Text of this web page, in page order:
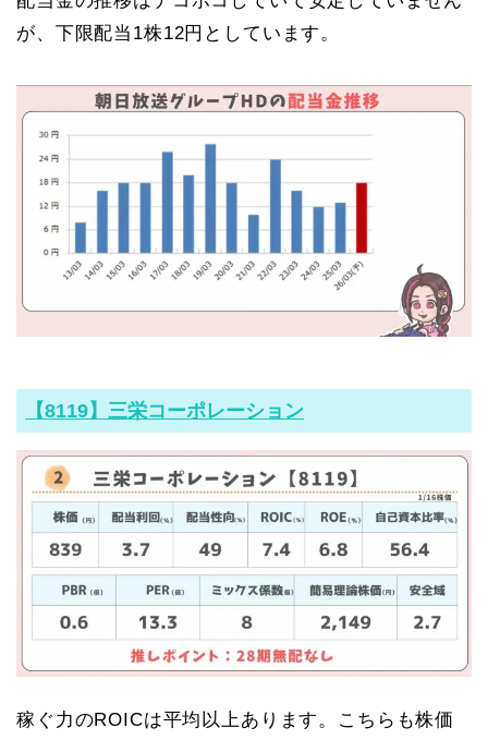
が、下限配当1株12円としています。
【8119】三栄コーポレーション
稼ぐ力のROICは平均以上あります。こちらも株価